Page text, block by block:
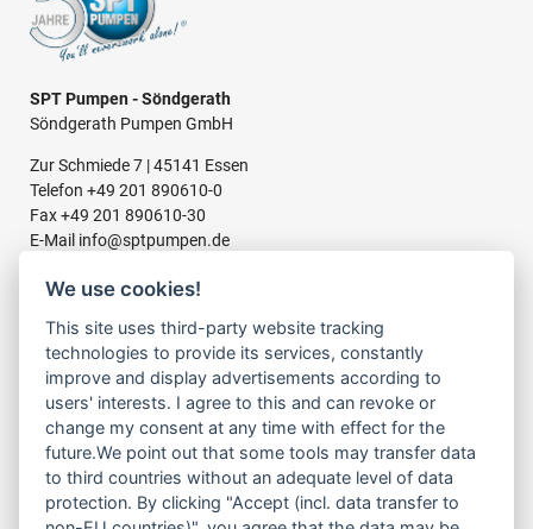
SPT Pumpen - Söndgerath
Söndgerath Pumpen GmbH
Zur Schmiede 7 | 45141 Essen
Telefon +49 201 890610-0
Fax +49 201 890610-30
E-Mail info@sptpumpen.de
BAUPUMPEN
FÜR SCHMUTZWASSER
FÜR SCHLAMMWASSER
FÜR ABWASSER
FÜR RESTWASSER
LINKS
We use cookies!
This site uses third-party website tracking
technologies to provide its services, constantly
improve and display advertisements according to
users' interests. I agree to this and can revoke or
change my consent at any time with effect for the
future.We point out that some tools may transfer data
to third countries without an adequate level of data
protection. By clicking "Accept (incl. data transfer to